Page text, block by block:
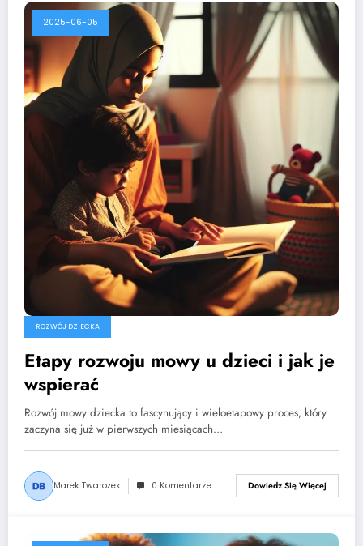
2025-06-05
ROZWÓJ DZIECKA
Etapy rozwoju mowy u dzieci i jak je
wspierać
Rozwój mowy dziecka to fascynujący i wieloetapowy proces, który
zaczyna się już w pierwszych miesiącach…
Marek Twarożek 0 Komentarze Dowiedz Się Więcej